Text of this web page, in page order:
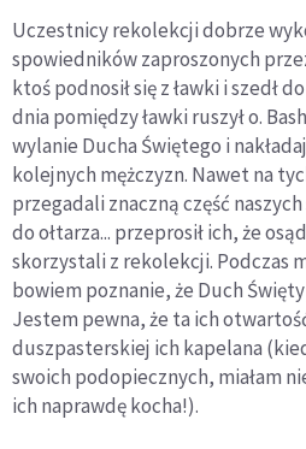
Uczestnicy rekolekcji dobrze
spowiedników zaproszonych
ktoś podnosił się z ławki i szedł
dnia pomiędzy ławki ruszył o.
wylanie Ducha Świętego i
kolejnych mężczyzn. Nawet na
przegadali znaczną część
do ołtarza... przeprosił ich, że
skorzystali z rekolekcji. Podczas
bowiem poznanie, że Duch
Jestem pewna, że ta ich
duszpasterskiej ich kapelana
swoich podopiecznych, miałam
ich naprawdę kocha!).